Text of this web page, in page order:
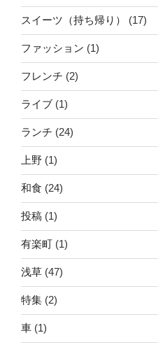
スイーツ（持ち帰り） (17)
ファッション (1)
フレンチ (2)
ライブ (1)
ランチ (24)
上野 (1)
和食 (24)
投稿 (1)
有楽町 (1)
浅草 (47)
特集 (2)
車 (1)